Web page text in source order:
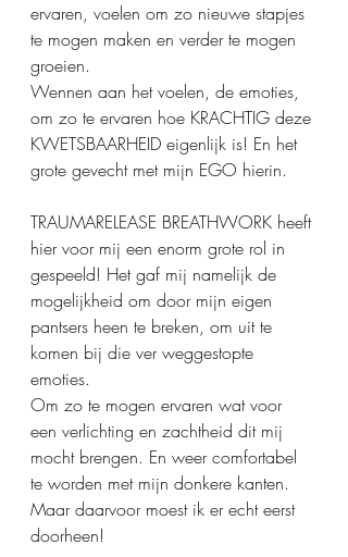
ervaren, voelen om zo nieuwe stapjes
te mogen maken en verder te mogen
groeien.
Wennen aan het voelen, de emoties,
om zo te ervaren hoe KRACHTIG deze
KWETSBAARHEID eigenlijk is! En het
grote gevecht met mijn EGO hierin.
TRAUMARELEASE BREATHWORK heeft
hier voor mij een enorm grote rol in
gespeeld! Het gaf mij namelijk de
mogelijkheid om door mijn eigen
pantsers heen te breken, om uit te
komen bij die ver weggestopte
emoties.
Om zo te mogen ervaren wat voor
een verlichting en zachtheid dit mij
mocht brengen. En weer comfortabel
te worden met mijn donkere kanten.
Maar daarvoor moest ik er echt eerst
doorheen!